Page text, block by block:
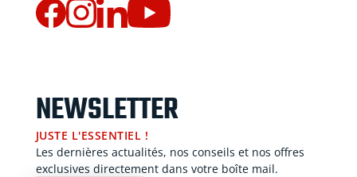
NEWSLETTER
JUSTE L'ESSENTIEL !
Les dernières actualités, nos conseils et nos offres
exclusives directement dans votre boîte mail.